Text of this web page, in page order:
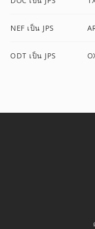
NEF เป็น JPS
ODT เป็น JPS